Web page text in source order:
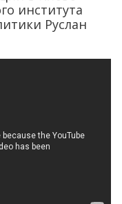
института
Руслан